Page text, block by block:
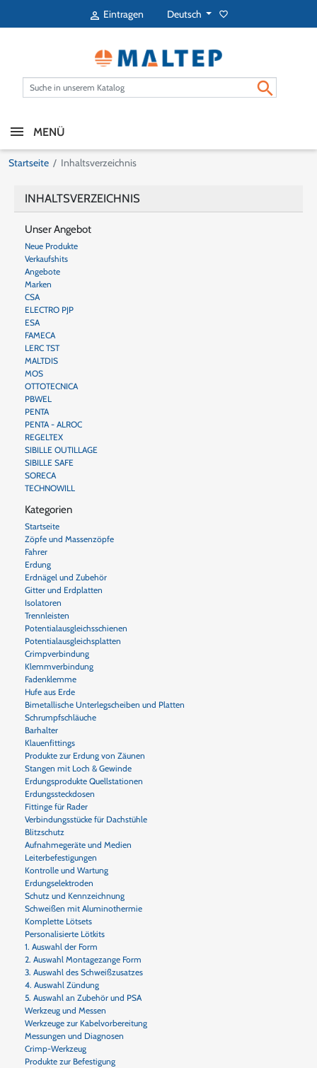
 Eintragen Deutsch favorite_border

MENÜ
Startseite Inhaltsverzeichnis
INHALTSVERZEICHNIS
Unser Angebot
Neue Produkte
Verkaufshits
Angebote
Marken
CSA
ELECTRO PJP
ESA
FAMECA
LERC TST
MALTDIS
MOS
OTTOTECNICA
PBWEL
PENTA
PENTA - ALROC
REGELTEX
SIBILLE OUTILLAGE
SIBILLE SAFE
SORECA
TECHNOWILL
Kategorien
Startseite
Zöpfe und Massenzöpfe
Fahrer
Erdung
Erdnägel und Zubehör
Gitter und Erdplatten
Isolatoren
Trennleisten
Potentialausgleichsschienen
Potentialausgleichsplatten
Crimpverbindung
Klemmverbindung
Fadenklemme
Hufe aus Erde
Bimetallische Unterlegscheiben und Platten
Schrumpfschläuche
Barhalter
Klauenfittings
Produkte zur Erdung von Zäunen
Stangen mit Loch & Gewinde
Erdungsprodukte Quellstationen
Erdungssteckdosen
Fittinge für Rader
Verbindungsstücke für Dachstühle
Blitzschutz
Aufnahmegeräte und Medien
Leiterbefestigungen
Kontrolle und Wartung
Erdungselektroden
Schutz und Kennzeichnung
Schweißen mit Aluminothermie
Komplette Lötsets
Personalisierte Lötkits
1. Auswahl der Form
2. Auswahl Montagezange Form
3. Auswahl des Schweißzusatzes
4. Auswahl Zündung
5. Auswahl an Zubehör und PSA
Werkzeug und Messen
Werkzeuge zur Kabelvorbereitung
Messungen und Diagnosen
Crimp-Werkzeug
Produkte zur Befestigung